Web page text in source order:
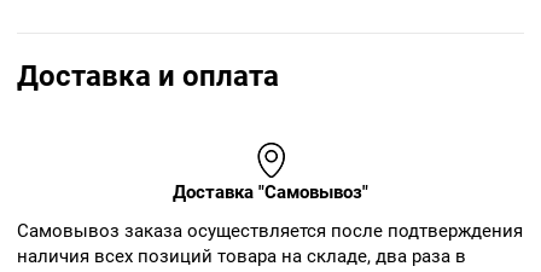
Доставка и оплата
Доставка "Самовывоз"
Cамовывоз заказа осуществляется после подтверждения
наличия всех позиций товара на складе, два раза в